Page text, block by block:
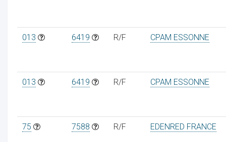
013 6419 R/F CPAM ESSONNE
013 6419 R/F CPAM ESSONNE
75 7588 R/F EDENRED FRANCE